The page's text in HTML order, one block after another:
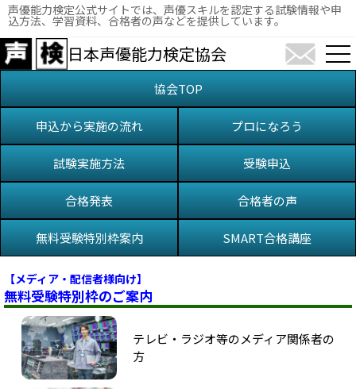
声優能力検定公式サイトでは、声優スキルを認定する試験情報や申
込方法、学習資料、合格者の声などを提供しています。
日本声優能力検定協会
協会TOP
申込から実施の流れ プロになろう
試験実施方法 受験申込
合格発表 合格者の声
無料受験特別枠案内 SMART合格講座
【メディア・配信者様向け】
無料受験特別枠のご案内
テレビ・ラジオ等のメディア関係者の
方